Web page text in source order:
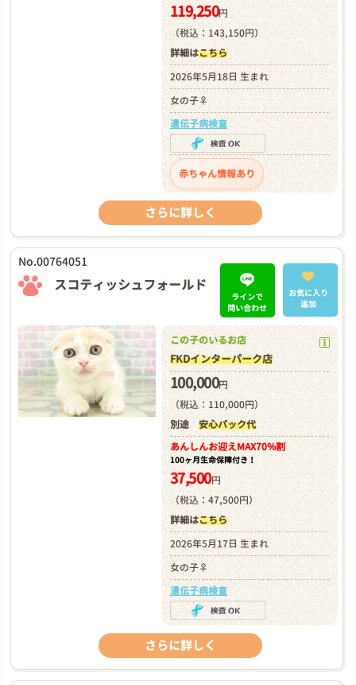
119,250円
（税込：143,150円）
詳細はこちら
2026年5月18日 生まれ
女の子♀
遺伝子病検査
赤ちゃん情報あり
さらに詳しく
No.00764051
スコティッシュフォールド
ラインで
問い合わせ
お気に入り
追加
この子のいるお店
FKDインターパーク店
100,000円
（税込：110,000円）
別途 安心パック代
あんしんお迎えMAX70%割
100ヶ月生命保障付き！
37,500円
（税込：47,500円）
詳細はこちら
2026年5月17日 生まれ
女の子♀
遺伝子病検査
さらに詳しく